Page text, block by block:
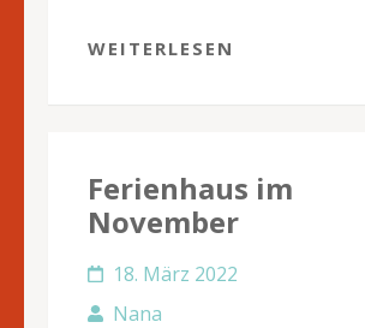
WEITERLESEN
Ferienhaus im
November
18. März 2022
Nana